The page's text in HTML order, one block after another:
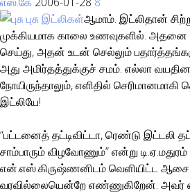
ஆமாம். இட்லிதான்
முக்கியமாக காலை உணவுகளில். அதனை
செய்து, அதன் உடன் செல்லும்
அது அமிர்தத்துக்குச் சமம். எல்லா
நோயிருந்தாலும், எளிதில் செரிமானமாகி
இட்லியே!
“பட்டனைத் தட்டிவிட்டா, ரெண்டு இட்டலி
சாம்பாரும் விழவோணும்” என்று
என்.எஸ்.கிருஷ்ணனிடம் வெளியிட்ட ஆசை
வரவில்லையென்றே எண்ணுகிறேன். அவர்